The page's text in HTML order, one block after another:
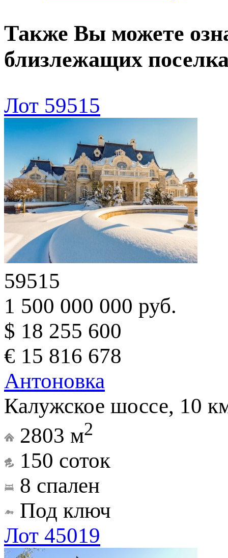
Также Вы можете
близлежащих
Лот 59515
59515
1 500 000 000 руб.
$ 18 255 600
€ 15 816 678
Антоновка
Калужское шоссе, 10
2803 м2
150 соток
8 спален
Под ключ
Лот 45019